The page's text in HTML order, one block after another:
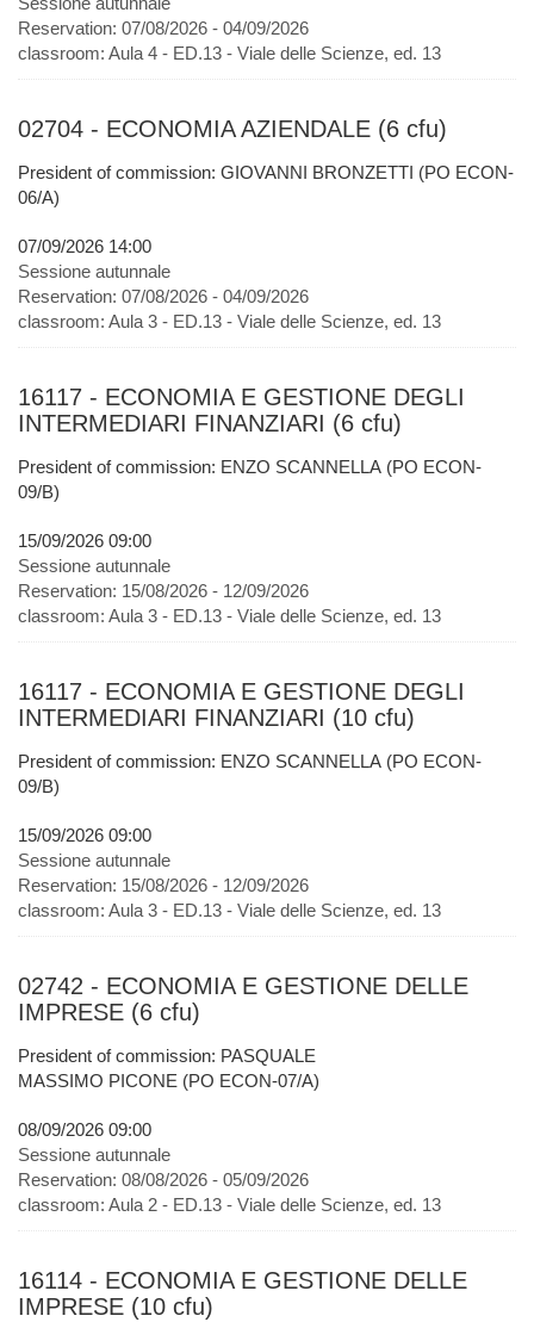
Reservation: 07/08/2026 - 04/09/2026
classroom: Aula 4 - ED.13 - Viale delle Scienze, ed. 13
02704 - ECONOMIA AZIENDALE (6 cfu)
President of commission: GIOVANNI BRONZETTI (PO ECON-
06/A)
07/09/2026 14:00
Sessione autunnale
Reservation: 07/08/2026 - 04/09/2026
classroom: Aula 3 - ED.13 - Viale delle Scienze, ed. 13
16117 - ECONOMIA E GESTIONE DEGLI
INTERMEDIARI FINANZIARI (6 cfu)
President of commission: ENZO SCANNELLA (PO ECON-
09/B)
15/09/2026 09:00
Sessione autunnale
Reservation: 15/08/2026 - 12/09/2026
classroom: Aula 3 - ED.13 - Viale delle Scienze, ed. 13
16117 - ECONOMIA E GESTIONE DEGLI
INTERMEDIARI FINANZIARI (10 cfu)
President of commission: ENZO SCANNELLA (PO ECON-
09/B)
15/09/2026 09:00
Sessione autunnale
Reservation: 15/08/2026 - 12/09/2026
classroom: Aula 3 - ED.13 - Viale delle Scienze, ed. 13
02742 - ECONOMIA E GESTIONE DELLE
IMPRESE (6 cfu)
President of commission: PASQUALE
MASSIMO PICONE (PO ECON-07/A)
08/09/2026 09:00
Sessione autunnale
Reservation: 08/08/2026 - 05/09/2026
classroom: Aula 2 - ED.13 - Viale delle Scienze, ed. 13
16114 - ECONOMIA E GESTIONE DELLE
IMPRESE (10 cfu)